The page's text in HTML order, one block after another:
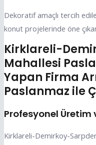
Dekoratif amaçlı tercih
konut projelerinde öne
Kirklareli-
Mahallesi
Yapan Firma
Paslanmaz ile
Profesyonel Üretim
Kirklareli-Demirkoy-